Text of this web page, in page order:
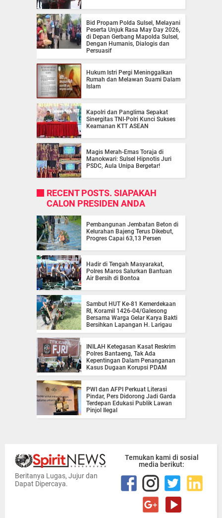
Bid Propam Polda Sulsel, Melayani
Peserta Unjuk Rasa May Day 2026,
di Depan Gerbang Mapolda Sulsel,
Dengan Humanis, Dialogis dan
Persuasif
Hukum Istri Pergi Meninggalkan
Rumah dan Melawan Suami Dalam
Islam
Kapolri dan Panglima Sepakat
Sinergitas TNI-Polri Kunci Sukses
Keamanan KTT ASEAN
Magis Merah-Emas Toraja di
Manokwari: Sulsel Hipnotis Juri
PSDC, Aula Unipa Bergetar!
RECENT POSTS. SIAPAKAH
CALON PRESIDEN ANDA
Pembangunan Jembatan Beton di
Kelurahan Bajeng Terus Dikebut,
Progres Capai 63,13 Persen
Hadir di Tengah Masyarakat,
Polres Maros Salurkan Bantuan
Air Bersih di Bontoa
Sambut HUT Ke-81 Kemerdekaan
RI, Koramil 1426-04/Galesong
Bersama Warga Gelar Karya Bakti
Bersihkan Lapangan H. Larigau
INILAH Ketegasan Kasat Reskrim
Polres Bantaeng, Tak Ada
Kepentingan Dalam Penanganan
Kasus Dugaan Korupsi PDAM
PWI dan AFPI Perkuat Literasi
Pindar, Pers Didorong Jadi Garda
Terdepan Edukasi Publik Lawan
Pinjol Ilegal
Beritanya Lugas, Jujur dan
Dapat Dipercaya.
Temukan kami di sosial
media berikut: